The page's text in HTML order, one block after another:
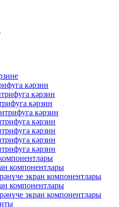
кәрзин
кәрзин
кәрзин
кәрзин
кәрзин
кәрзин
кәрзин
кәрзин
компонентлары
экран компонентлары
компонентлары
экран компонентлары